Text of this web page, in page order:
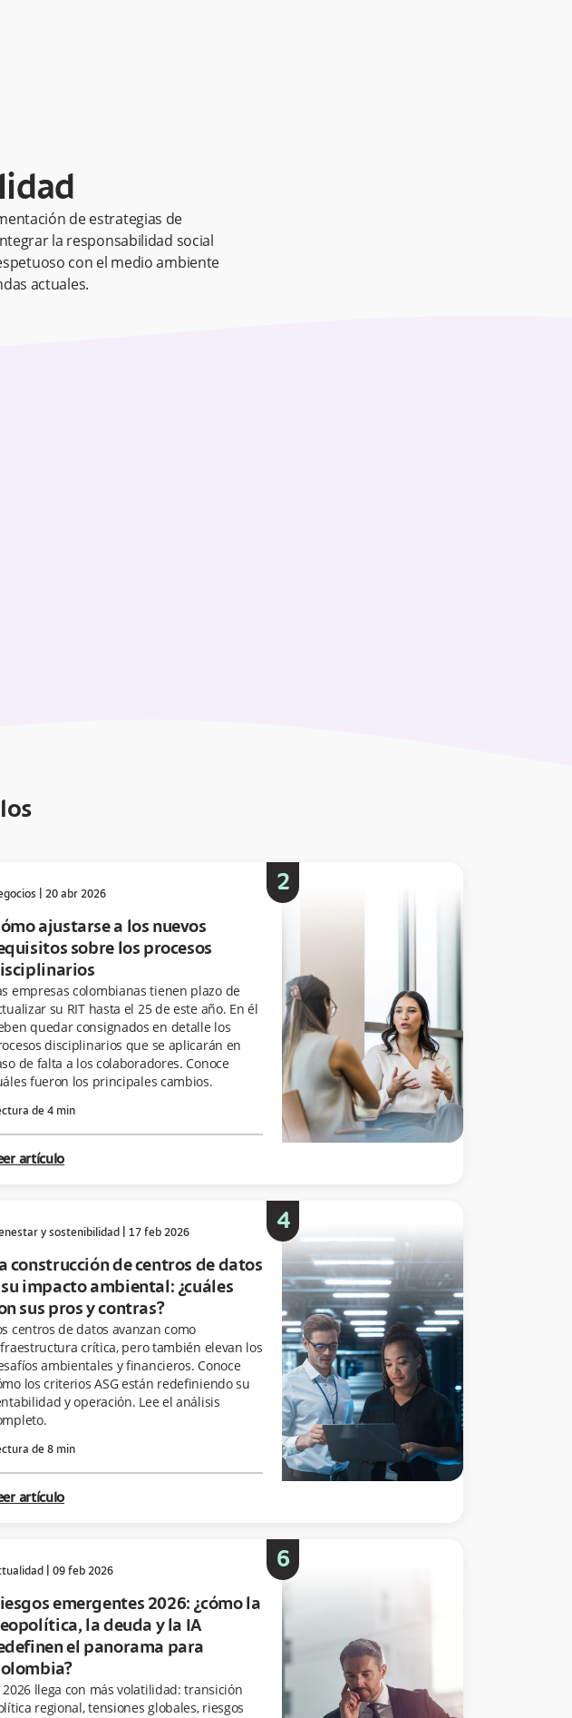
de estrategias de
la responsabilidad social
con el medio ambiente
actuales.
20 abr 2026
ajustarse a los nuevos
sobre los procesos
empresas colombianas tienen plazo de
su RIT hasta el 25 de este año. En él
quedar consignados en detalle los
disciplinarios que se aplicarán en
de falta a los colaboradores. Conoce
fueron los principales cambios.
de 4 min
artículo
2
y sostenibilidad 17 feb 2026
construcción de centros de datos
impacto ambiental: ¿cuáles
sus pros y contras?
centros de datos avanzan como
crítica, pero también elevan los
ambientales y financieros. Conoce
los criterios ASG están redefiniendo su
y operación. Lee el análisis
de 8 min
artículo
4
09 feb 2026
emergentes 2026: ¿cómo la
la deuda y la IA
el panorama para
2026 llega con más volatilidad: transición
regional, tensiones globales, riesgos
6